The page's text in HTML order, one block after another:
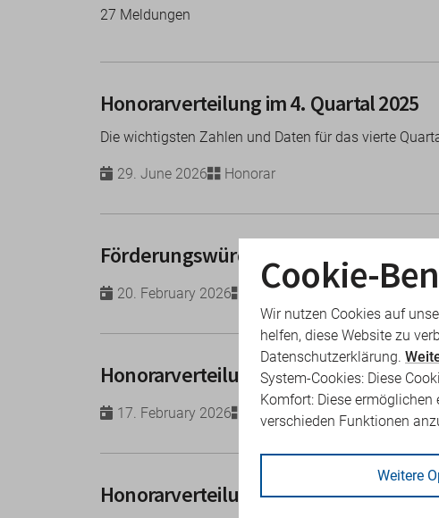
27 Meldungen
Honorarverteilung im 4. Quartal 2025
Die wichtigsten Zahlen und Daten für das vierte
29. June 2026 Honorar
Förderungswürdige Leistungen: Diese
20. February 2026 Honorar
Honorarverteilung im 3. Quartal 2025
17. February 2026 Honorar
Honorarverteilung im 2. Quartal 2025
Cookie-
Wir nutzen Cookies auf
helfen, diese Website zu
Datenschutzerklärung.
System-Cookies: Diese
Komfort: Diese
verschieden Funktionen
Weitere